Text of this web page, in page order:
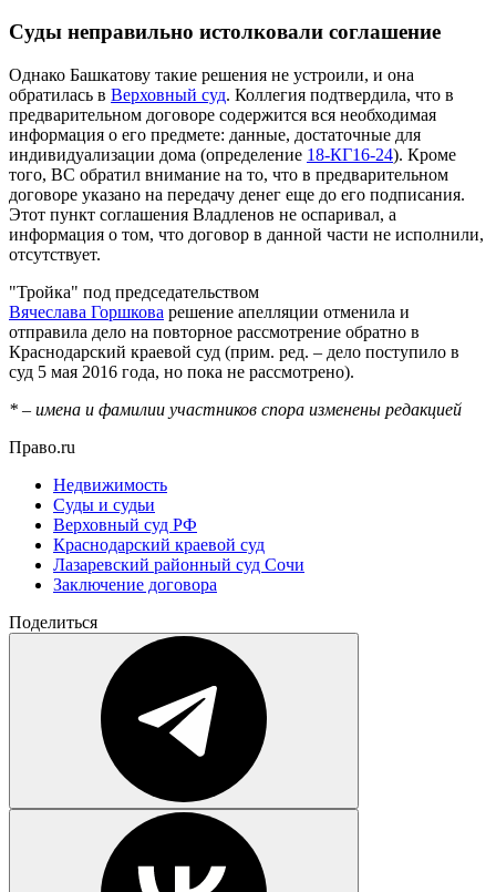
Суды неправильно истолковали соглашение
Однако Башкатову такие решения не устроили, и она
обратилась в Верховный суд. Коллегия подтвердила, что в
предварительном договоре содержится вся необходимая
информация о его предмете: данные, достаточные для
индивидуализации дома (определение 18-КГ16-24). Кроме
того, ВС обратил внимание на то, что в предварительном
договоре указано на передачу денег еще до его подписания.
Этот пункт соглашения Владленов не оспаривал, а
информация о том, что договор в данной части не исполнили,
отсутствует.
"Тройка" под председательством
Вячеслава Горшкова решение апелляции отменила и
отправила дело на повторное рассмотрение обратно в
Краснодарский краевой суд (прим. ред. – дело поступило в
суд 5 мая 2016 года, но пока не рассмотрено).
* – имена и фамилии участников спора изменены редакцией
Право.ru
Недвижимость
Суды и судьи
Верховный суд РФ
Краснодарский краевой суд
Лазаревский районный суд Сочи
Заключение договора
Поделиться